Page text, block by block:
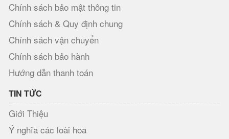
Chính sách bảo mật thông tin
Chính sách & Quy định chung
Chính sách vận chuyển
Chính sách bảo hành
Hướng dẫn thanh toán
TIN TỨC
Giới Thiệu
Ý nghĩa các loài hoa